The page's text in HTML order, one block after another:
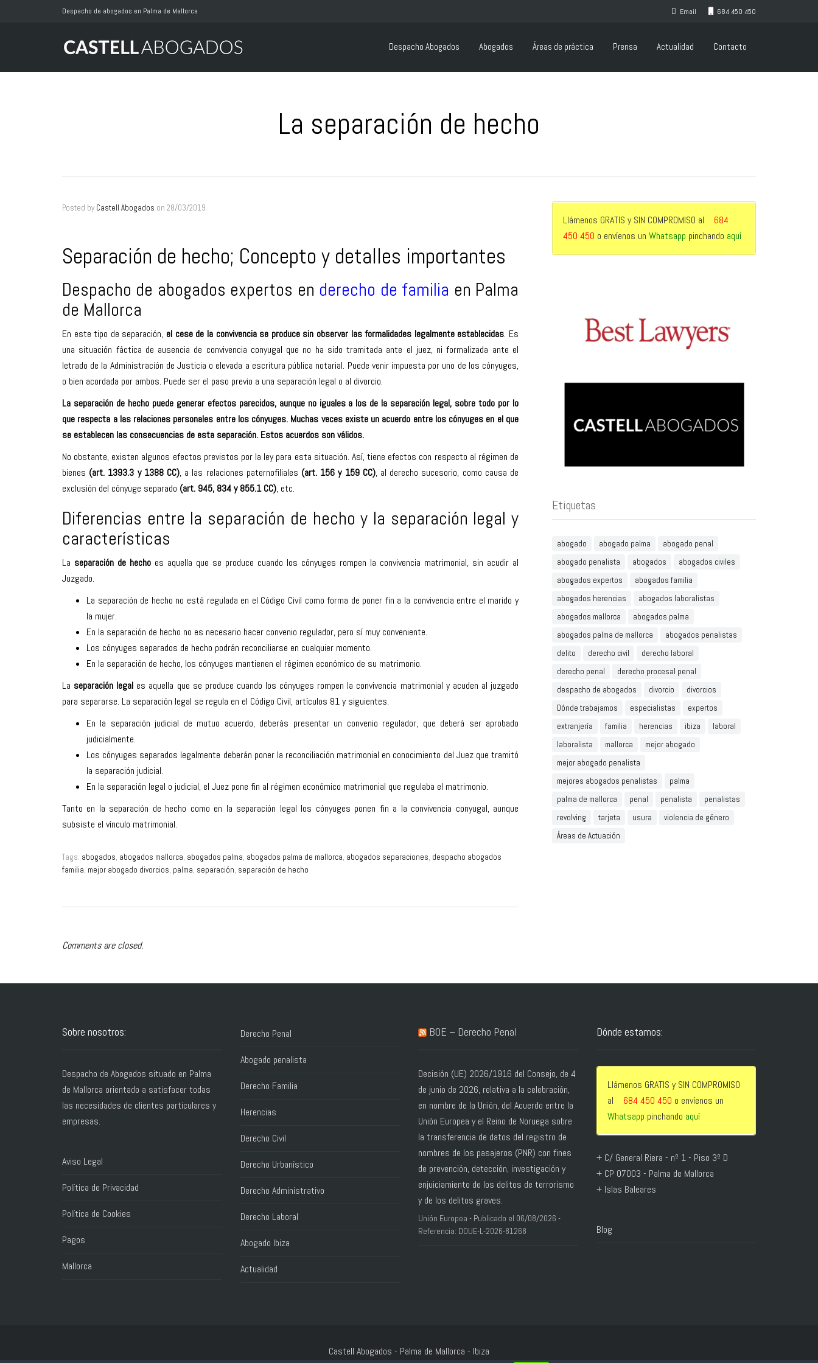
Despacho de abogados en Palma de Mallorca Email 684 450 450
Despacho Abogados Abogados Áreas de práctica Prensa Actualidad Contacto
La separación de hecho
Posted by Castell Abogados on 28/03/2019
Separación de hecho; Concepto y detalles importantes
Despacho de abogados expertos en derecho de familia en Palma
de Mallorca
En este tipo de separación, el cese de la convivencia se produce sin observar las formalidades legalmente establecidas. Es
una situación fáctica de ausencia de convivencia conyugal que no ha sido tramitada ante el juez, ni formalizada ante el
letrado de la Administración de Justicia o elevada a escritura pública notarial. Puede venir impuesta por uno de los cónyuges,
o bien acordada por ambos. Puede ser el paso previo a una separación legal o al divorcio.
La separación de hecho puede generar efectos parecidos, aunque no iguales a los de la separación legal, sobre todo por lo
que respecta a las relaciones personales entre los cónyuges. Muchas veces existe un acuerdo entre los cónyuges en el que
se establecen las consecuencias de esta separación. Estos acuerdos son válidos.
No obstante, existen algunos efectos previstos por la ley para esta situación. Así, tiene efectos con respecto al régimen de
bienes (art. 1393.3 y 1388 CC), a las relaciones paternofiliales (art. 156 y 159 CC), al derecho sucesorio, como causa de
exclusión del cónyuge separado (art. 945, 834 y 855.1 CC), etc.
Diferencias entre la separación de hecho y la separación legal y
características
La separación de hecho es aquella que se produce cuando los cónyuges rompen la convivencia matrimonial, sin acudir al
Juzgado.
La separación de hecho no está regulada en el Código Civil como forma de poner fin a la convivencia entre el marido y
la mujer.
En la separación de hecho no es necesario hacer convenio regulador, pero sí muy conveniente.
Los cónyuges separados de hecho podrán reconciliarse en cualquier momento.
En la separación de hecho, los cónyuges mantienen el régimen económico de su matrimonio.
La separación legal es aquella que se produce cuando los cónyuges rompen la convivencia matrimonial y acuden al juzgado
para separarse. La separación legal se regula en el Código Civil, artículos 81 y siguientes.
En la separación judicial de mutuo acuerdo, deberás presentar un convenio regulador, que deberá ser aprobado
judicialmente.
Los cónyuges separados legalmente deberán poner la reconciliación matrimonial en conocimiento del Juez que tramitó
la separación judicial.
En la separación legal o judicial, el Juez pone fin al régimen económico matrimonial que regulaba el matrimonio.
Tanto en la separación de hecho como en la separación legal los cónyuges ponen fin a la convivencia conyugal, aunque
subsiste el vínculo matrimonial.
Tags: abogados, abogados mallorca, abogados palma, abogados palma de mallorca, abogados separaciones, despacho abogados
familia, mejor abogado divorcios, palma, separación, separación de hecho
Comments are closed.
Llámenos GRATIS y SIN COMPROMISO al 684
450 450 o envíenos un Whatsapp pinchando aquí
Etiquetas
abogado abogado palma
abogado penal
abogado penalista
abogados
abogados civiles
abogados expertos
abogados familia
abogados herencias
abogados laboralistas
abogados mallorca
abogados palma
abogados palma de mallorca
abogados penalistas
delito
derecho civil
derecho laboral
derecho penal
derecho procesal penal
despacho de abogados
divorcio
divorcios
Dónde trabajamos
especialistas
expertos
extranjería
familia herencias ibiza
laboral
laboralista
mallorca
mejor abogado
mejor abogado penalista
mejores abogados penalistas
palma
palma de mallorca
penal penalista
penalistas
revolving
tarjeta usura
violencia de género
Áreas de Actuación
Sobre nosotros:
Despacho de Abogados situado en Palma
de Mallorca orientado a satisfacer todas
las necesidades de clientes particulares y
empresas.
Aviso Legal
Política de Privacidad
Política de Cookies
Pagos
Mallorca
Derecho Penal
Abogado penalista
Derecho Familia
Herencias
Derecho Civil
Derecho Urbanístico
Derecho Administrativo
Derecho Laboral
Abogado Ibiza
Actualidad
BOE – Derecho Penal
Decisión (UE) 2026/1916 del Consejo, de 4
de junio de 2026, relativa a la celebración,
en nombre de la Unión, del Acuerdo entre la
Unión Europea y el Reino de Noruega sobre
la transferencia de datos del registro de
nombres de los pasajeros (PNR) con fines
de prevención, detección, investigación y
enjuiciamiento de los delitos de terrorismo
y de los delitos graves.
Unión Europea - Publicado el 06/08/2026 -
Referencia: DOUE-L-2026-81268
Dónde estamos:
Llámenos GRATIS y SIN COMPROMISO
al 684 450 450 o envíenos un
Whatsapp pinchando aquí
+ C/ General Riera - nº 1 - Piso 3º D
+ CP 07003 - Palma de Mallorca
+ Islas Baleares
Blog
Castell Abogados - Palma de Mallorca - Ibiza